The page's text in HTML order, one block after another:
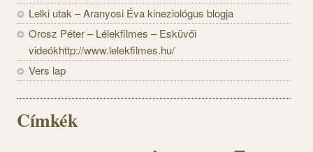
Lelki utak – Aranyosi Éva kineziológus blogja
Orosz Péter – Lélekfilmes – Esküvői
videókhttp://www.lelekfilmes.hu/
Vers lap
Címkék